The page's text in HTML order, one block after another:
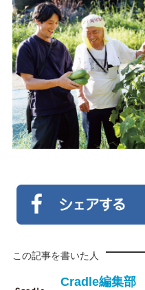
この記事を書いた人
Cradle編集部